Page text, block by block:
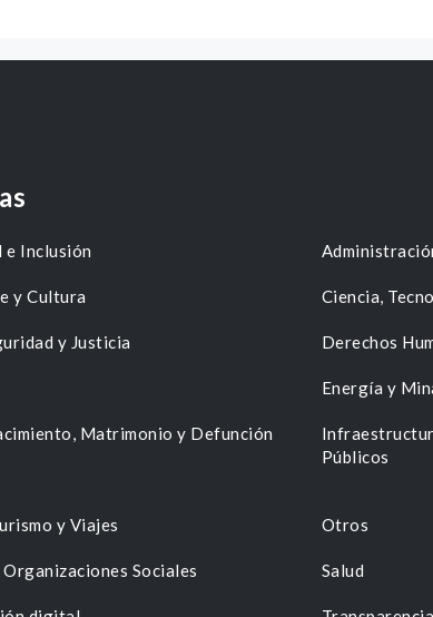
e Inclusión
y Cultura Ciencia,
y Justicia Derechos
Energía y
Matrimonio y Defunción
Públicos
y Viajes Otros
Sociales Salud